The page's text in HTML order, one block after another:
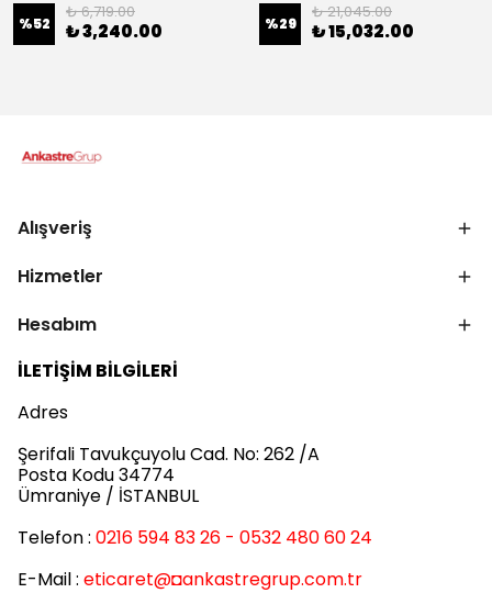
%52
₺ 6,719.00
₺ 3,240.00 %29
₺ 21,045.00
₺ 15,032.00
Alışveriş
Hizmetler
Hesabım
İLETİŞİM BİLGİLERİ
Adres
Şerifali Tavukçuyolu Cad. No: 262 /A
Posta Kodu 34774
Ümraniye / İSTANBUL
Telefon : 0216 594 83 26 - 0532 480 60 24
E-Mail : eticaret@◘ankastregrup.com.tr